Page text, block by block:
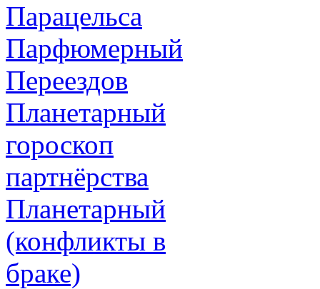
Парацельса
Парфюмерный
Переездов
Планетарный
гороскоп
партнёрства
Планетарный
(конфликты в
браке)